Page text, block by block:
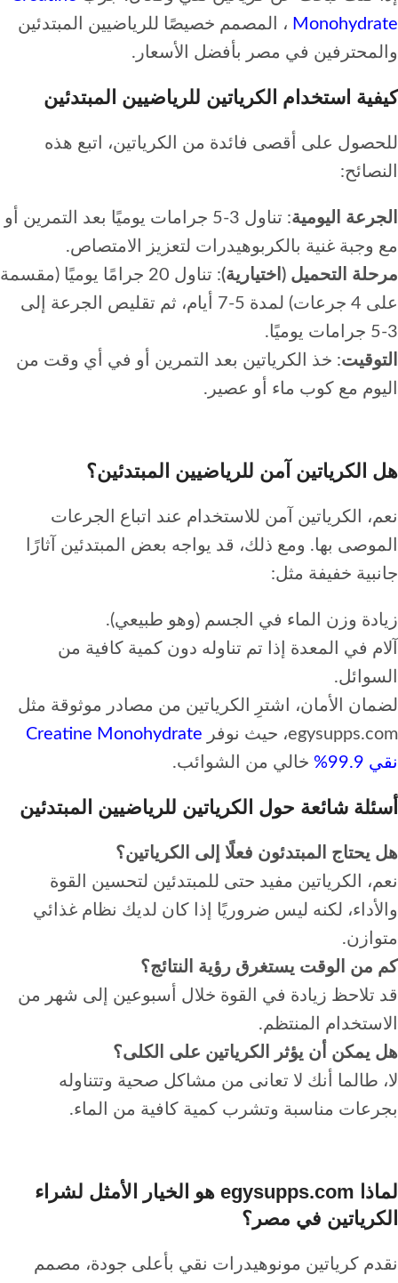
Monohydrate ، المصمم خصيصًا للرياضيين المبتدئين
والمحترفين في مصر بأفضل الأسعار.
كيفية استخدام الكرياتين للرياضيين المبتدئين
للحصول على أقصى فائدة من الكرياتين، اتبع هذه
النصائح:
الجرعة اليومية
: تناول 3-5 جرامات يوميًا بعد التمرين أو
مع وجبة غنية بالكربوهيدرات لتعزيز الامتصاص.
مرحلة التحميل (اختيارية)
: تناول 20 جرامًا يوميًا (مقسمة
على 4 جرعات) لمدة 5-7 أيام، ثم تقليص الجرعة إلى
3-5 جرامات يوميًا.
التوقيت: خذ الكرياتين بعد التمرين أو في أي وقت من
اليوم مع كوب ماء أو عصير.
هل الكرياتين آمن للرياضيين المبتدئين؟
نعم، الكرياتين آمن للاستخدام عند اتباع الجرعات
الموصى بها. ومع ذلك، قد يواجه بعض المبتدئين آثارًا
جانبية خفيفة مثل:
زيادة وزن الماء في الجسم (وهو طبيعي).
آلام في المعدة إذا تم تناوله دون كمية كافية من
السوائل.
لضمان الأمان، اشترِ الكرياتين من مصادر موثوقة مثل
egysupps.com، حيث نوفر
Creatine Monohydrate
نقي 99.9%
خالي من الشوائب.
أسئلة شائعة حول الكرياتين للرياضيين المبتدئين
هل يحتاج المبتدئون فعلًا إلى الكرياتين؟
نعم، الكرياتين مفيد حتى للمبتدئين لتحسين القوة
والأداء، لكنه ليس ضروريًا إذا كان لديك نظام غذائي
متوازن.
كم من الوقت يستغرق رؤية النتائج؟
قد تلاحظ زيادة في القوة خلال أسبوعين إلى شهر من
الاستخدام المنتظم.
هل يمكن أن يؤثر الكرياتين على الكلى؟
لا، طالما أنك لا تعانى من مشاكل صحية وتتناوله
بجرعات مناسبة وتشرب كمية كافية من الماء.
لماذا egysupps.com هو الخيار الأمثل لشراء
الكرياتين في مصر؟
نقدم كرياتين مونوهيدرات نقي بأعلى جودة، مصمم